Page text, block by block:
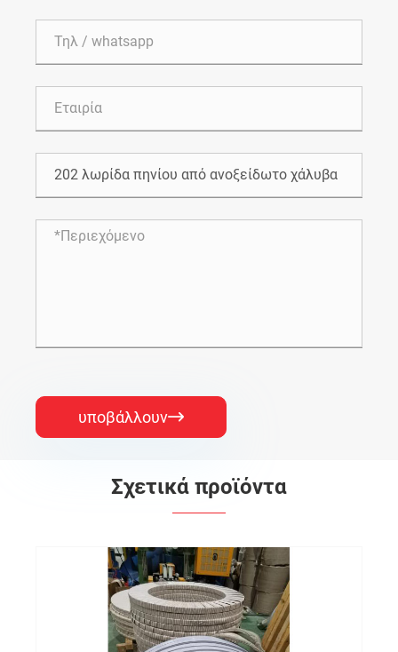
υποβάλλουν
Σχετικά προϊόντα